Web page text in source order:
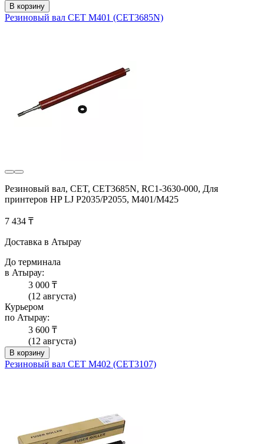
В корзину
Резиновый вал CET M401 (CET3685N)
Резиновый вал, CET, CET3685N, RC1-3630-000, Для
принтеров HP LJ P2035/P2055, M401/M425
7 434 ₸
Доставка в Атырау
До терминала
в Атырау:
3 000 ₸
(12 августа)
Курьером
по Атырау:
3 600 ₸
(12 августа)
В корзину
Резиновый вал CET M402 (CET3107)